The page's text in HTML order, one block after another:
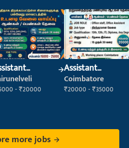
- ₹20000
Assistant
Manager
Coimbatore
₹20000 - ₹35000
more jobs